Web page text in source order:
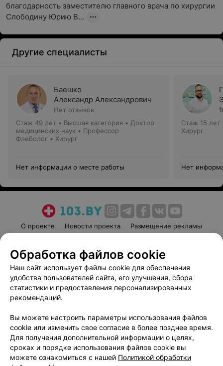
благодарность заместителю главного врача по хирургии
Слободину Юрию В...
Другие специалисты
Баешко
Александр Александрович
Нет отзывов
Стаж 49 лет • Высшая категория • Доктор
медицинских наук • Профессор
Флеболог • Хирург
Нет информации о месте работы
Стаж 15 лет
Хирург
Нет
О проекте Новости проекта
Размещение рекламы
Пользовательское соглашение
Способы оплаты
Вакансии
Партнеры
Написать руководителю 103.by
Обработка персональных данных
Обработка файлов cookie
Наш сайт использует файлы cookie для обеспечения
удобства пользователей сайта, его улучшения, сбора
статистики и предоставления персонализированных
рекомендаций.
Вы можете настроить параметры использования файлов
cookie или изменить свое согласие в более позднее время.
Для получения дополнительной информации о целях,
сроках и порядке использования файлов cookie вы
можете ознакомиться с нашей Политикой обработки